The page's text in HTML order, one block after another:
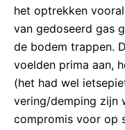
het optrekken
van gedoseerd gas
de bodem trappen.
voelden prima aan,
(het had wel
vering/demping zijn
compromis voor op